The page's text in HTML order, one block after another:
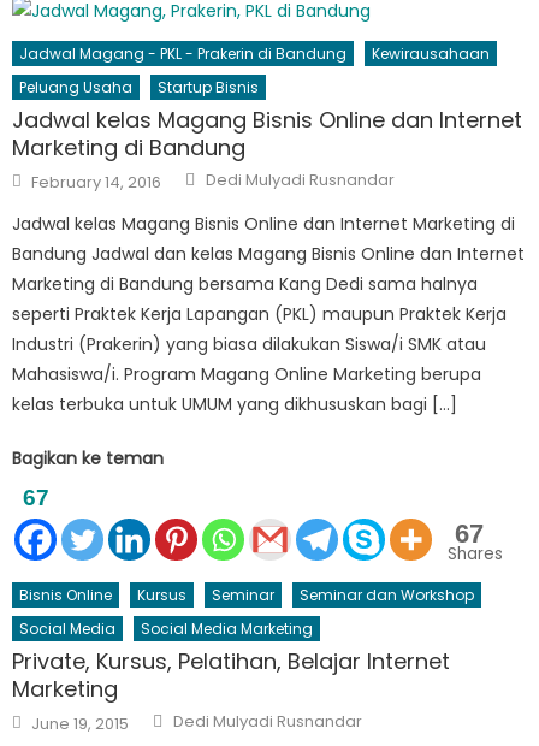
Jadwal Magang - PKL - Prakerin di Bandung
Kewirausahaan
Peluang Usaha
Startup Bisnis
Jadwal kelas Magang Bisnis Online dan Internet
Marketing di Bandung
Posted
on
February 14, 2016 Author
Dedi Mulyadi Rusnandar
Jadwal kelas Magang Bisnis Online dan Internet Marketing di
Bandung Jadwal dan kelas Magang Bisnis Online dan Internet
Marketing di Bandung bersama Kang Dedi sama halnya
seperti Praktek Kerja Lapangan (PKL) maupun Praktek Kerja
Industri (Prakerin) yang biasa dilakukan Siswa/i SMK atau
Mahasiswa/i. Program Magang Online Marketing berupa
kelas terbuka untuk UMUM yang dikhususkan bagi […]
Bagikan ke teman
67
67
Shares
Bisnis Online Kursus Seminar
Seminar dan Workshop
Social Media
Social Media Marketing
Private, Kursus, Pelatihan, Belajar Internet
Marketing
Posted
on
June 19, 2015 Author
Dedi Mulyadi Rusnandar